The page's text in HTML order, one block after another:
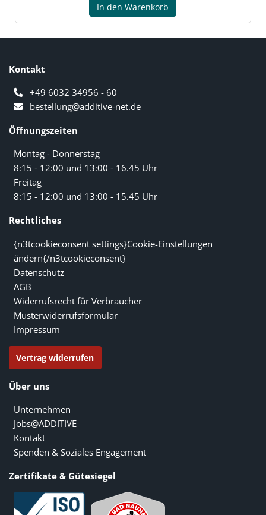
In den Warenkorb
Kontakt
+49 6032 34956 - 60
bestellung@additive-net.de
Öffnungszeiten
Montag - Donnerstag
8:15 - 12:00 und 13:00 - 16.45 Uhr
Freitag
8:15 - 12:00 und 13:00 - 15.45 Uhr
Rechtliches
{n3tcookieconsent settings}Cookie-Einstellungen
ändern{/n3tcookieconsent}
Datenschutz
AGB
Widerrufsrecht für Verbraucher
Musterwiderrufsformular
Impressum
Vertrag widerrufen
Über uns
Unternehmen
Jobs@ADDITIVE
Kontakt
Spenden & Soziales Engagement
Zertifikate & Gütesiegel